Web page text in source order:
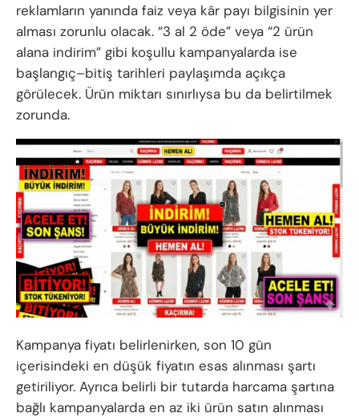
reklamların yanında faiz veya kâr payı bilgisinin yer
alması zorunlu olacak. “3 al 2 öde” veya “2 ürün
alana indirim” gibi koşullu kampanyalarda ise
başlangıç–bitiş tarihleri paylaşımda açıkça
görülecek. Ürün miktarı sınırlıysa bu da belirtilmek
zorunda.
Kampanya fiyatı belirlenirken, son 10 gün
içerisindeki en düşük fiyatın esas alınması şartı
getiriliyor. Ayrıca belirli bir tutarda harcama şartına
bağlı kampanyalarda en az iki ürün satın alınması